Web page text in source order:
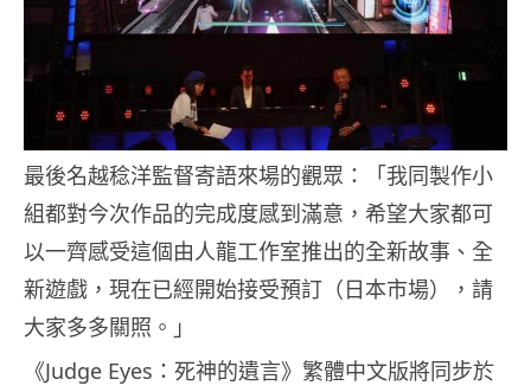
最後名越稔洋監督寄語來場的觀眾：「我同製作小
組都對今次作品的完成度感到滿意，希望大家都可
以一齊感受這個由人龍工作室推出的全新故事、全
新遊戲，現在已經開始接受預訂（日本市場），請
大家多多關照。」
《Judge Eyes：死神的遺言》繁體中文版將同步於